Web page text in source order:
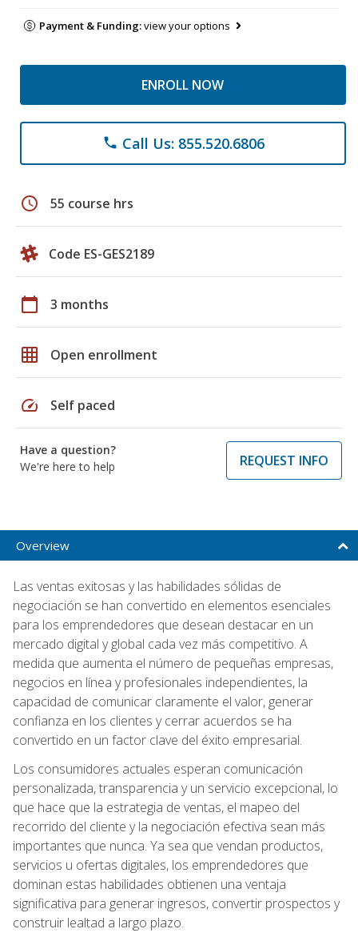
Payment & Funding:view your options
ENROLL NOW
phone Call Us: 855.520.6806
schedule 55 course hrs
Code ES-GES2189
calendar_today 3 months
grid_on Open enrollment
speed Self paced
Have a question?
We're here to help
REQUEST INFO
Overview
Las ventas exitosas y las habilidades sólidas de
negociación se han convertido en elementos esenciales
para los emprendedores que desean destacar en un
mercado digital y global cada vez más competitivo. A
medida que aumenta el número de pequeñas empresas,
negocios en línea y profesionales independientes, la
capacidad de comunicar claramente el valor, generar
confianza en los clientes y cerrar acuerdos se ha
convertido en un factor clave del éxito empresarial.
Los consumidores actuales esperan comunicación
personalizada, transparencia y un servicio excepcional, lo
que hace que la estrategia de ventas, el mapeo del
recorrido del cliente y la negociación efectiva sean más
importantes que nunca. Ya sea que vendan productos,
servicios u ofertas digitales, los emprendedores que
dominan estas habilidades obtienen una ventaja
significativa para generar ingresos, convertir prospectos y
construir lealtad a largo plazo.